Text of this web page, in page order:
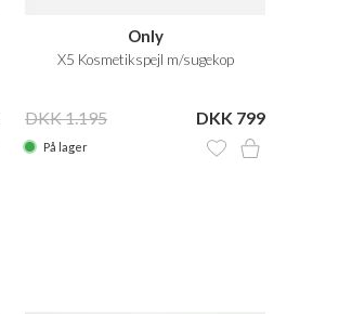
Only
X5 Kosmetikspejl m/sugekop
DKK 1.195 DKK 799
På lager